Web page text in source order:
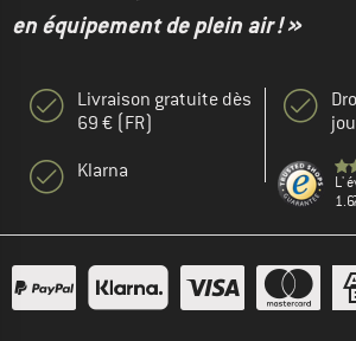
en équipement de plein air ! »
Livraison gratuite dès
69 € (FR)
Klarna
L'